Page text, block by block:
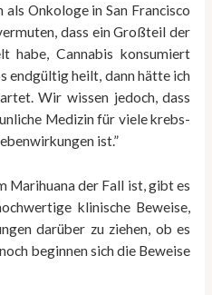
als Onkologe in San Francisco
dass ein Großteil der
habe, Cannabis konsumiert
endgültig heilt, dann hätte ich
Wir wissen jedoch, dass
Medizin für viele krebs-
ist.”
Marihuana der Fall ist, gibt es
klinische Beweise,
darüber zu ziehen, ob es
beginnen sich die Beweise